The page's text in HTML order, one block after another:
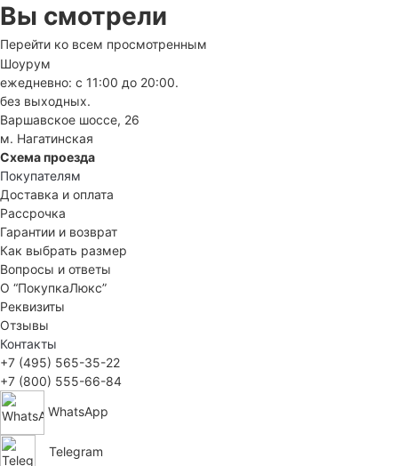
Вы смотрели
Перейти ко всем просмотренным
Шоурум
ежедневно: с 11:00 до 20:00.
без выходных.
Варшавское шоссе, 26
м. Нагатинская
Схема проезда
Покупателям
Доставка и оплата
Рассрочка
Гарантии и возврат
Как выбрать размер
Вопросы и ответы
О “ПокупкаЛюкс”
Реквизиты
Отзывы
Контакты
+7 (495) 565-35-22
+7 (800) 555-66-84
WhatsApp
Telegram